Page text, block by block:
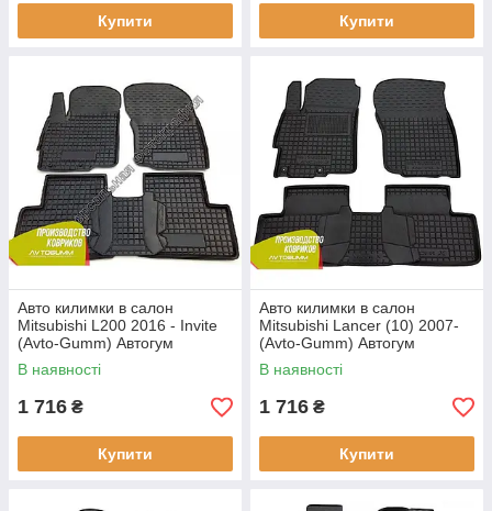
Купити Купити
Авто килимки в салон
Mitsubishi L200 2016 - Invite
(Avto-Gumm) Автогум
В наявності
1 716 ₴
Купити
Авто килимки в салон
Mitsubishi Lancer (10) 2007-
(Avto-Gumm) Автогум
В наявності
1 716 ₴
Купити